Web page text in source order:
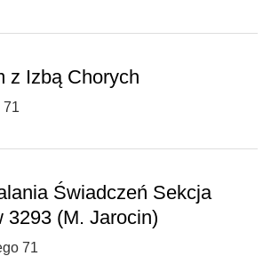
z Izbą Chorych
71
Świadczeń Sekcja
3293 (M. Jarocin)
71